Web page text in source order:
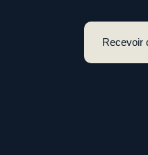
Recevoir